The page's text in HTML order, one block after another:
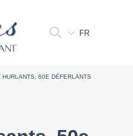
FR
60E DÉFERLANTS